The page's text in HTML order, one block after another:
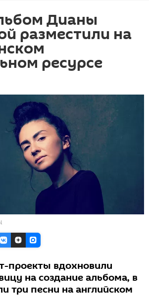
Дианы
разместили на
ресурсе
проекты вдохновили
на создание альбома, в
три песни на английском